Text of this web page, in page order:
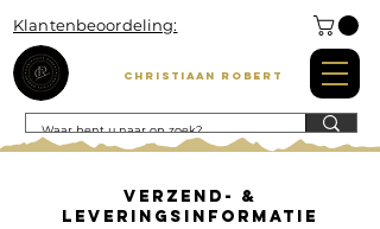
Klantenbeoordeling:
Christiaan Robert
Verzend- &
Leveringsinformatie